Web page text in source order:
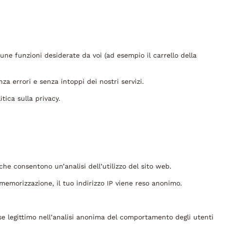
funzioni desiderate da voi (ad esempio il carrello della
errori e senza intoppi dei nostri servizi.
sulla privacy.
consentono un’analisi dell’utilizzo del sito web.
il tuo indirizzo IP viene reso anonimo.
legittimo nell’analisi anonima del comportamento degli utenti